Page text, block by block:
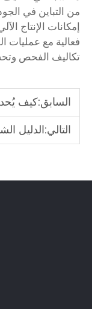
من التباين في
إمكانات الإنتاج
فعالية مع عمليات
تكاليف الفحص
السابق:كيف
التالي:الدليل